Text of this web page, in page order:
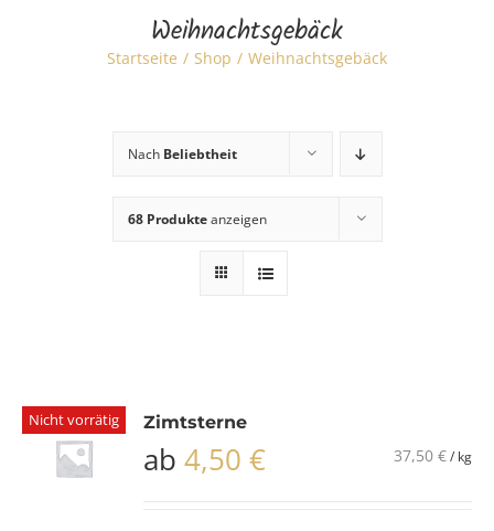
Weihnachtsgebäck
Startseite Shop Weihnachtsgebäck
Nach Beliebtheit
68 Produkteanzeigen
Nicht vorrätig Zimtsterne
ab4,50€ 37,50 €/ kg